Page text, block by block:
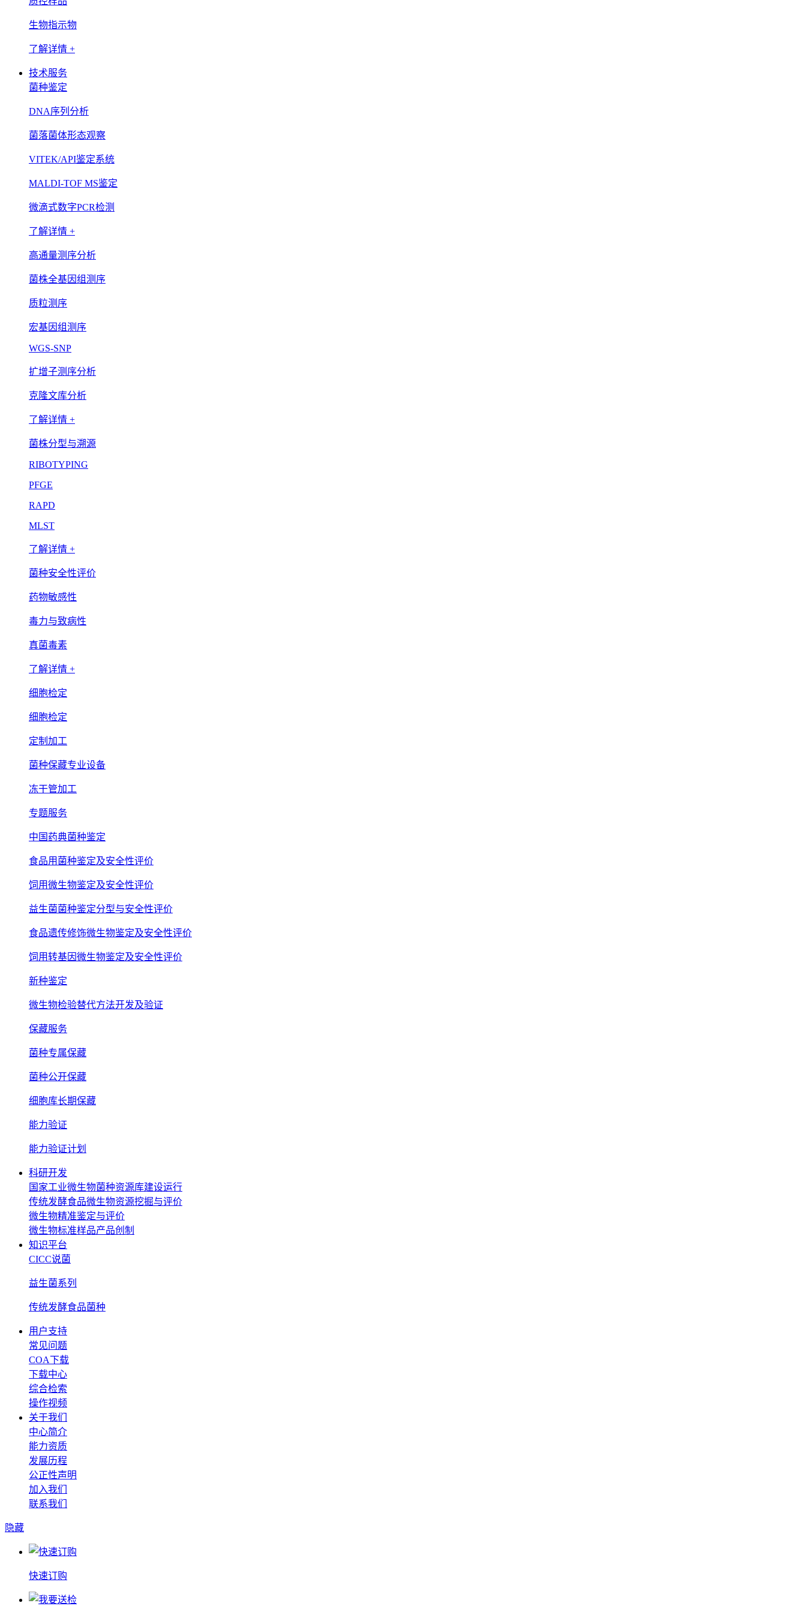
生物指示物
了解详情 +
技术服务
菌种鉴定
DNA序列分析
菌落菌体形态观察
VITEK/API鉴定系统
MALDI-TOF MS鉴定
微滴式数字PCR检测
了解详情 +
高通量测序分析
菌株全基因组测序
质粒测序
宏基因组测序
WGS-SNP
扩增子测序分析
克隆文库分析
了解详情 +
菌株分型与溯源
RIBOTYPING
PFGE
RAPD
MLST
了解详情 +
菌种安全性评价
药物敏感性
毒力与致病性
真菌毒素
了解详情 +
细胞检定
细胞检定
定制加工
菌种保藏专业设备
冻干管加工
专题服务
中国药典菌种鉴定
食品用菌种鉴定及安全性评价
饲用微生物鉴定及安全性评价
益生菌菌种鉴定分型与安全性评价
食品遗传修饰微生物鉴定及安全性评价
饲用转基因微生物鉴定及安全性评价
新种鉴定
微生物检验替代方法开发及验证
保藏服务
菌种专属保藏
菌种公开保藏
细胞库长期保藏
能力验证
能力验证计划
科研开发
国家工业微生物菌种资源库建设运行
传统发酵食品微生物资源挖掘与评价
微生物精准鉴定与评价
微生物标准样品产品创制
知识平台
CICC说菌
益生菌系列
传统发酵食品菌种
用户支持
常见问题
COA下载
下载中心
综合检索
操作视频
关于我们
中心简介
能力资质
发展历程
公正性声明
加入我们
联系我们
隐藏
快速订购